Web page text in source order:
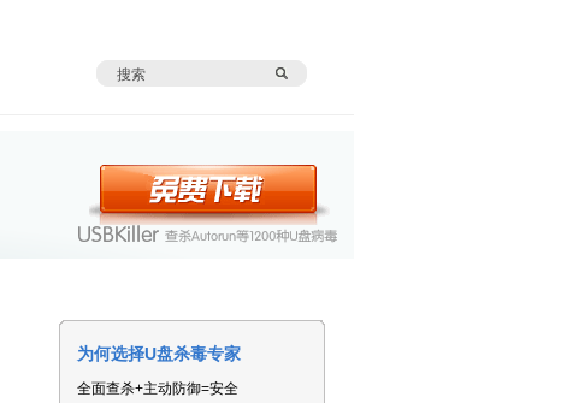
为何选择U盘杀毒专家
全面查杀+主动防御=安全